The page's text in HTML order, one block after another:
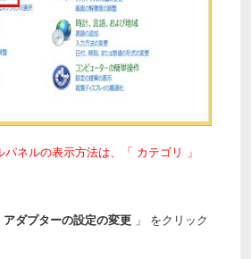
ネルの表示方法は、「 カテゴリ 」
アダプターの設定の変更 」 をクリック